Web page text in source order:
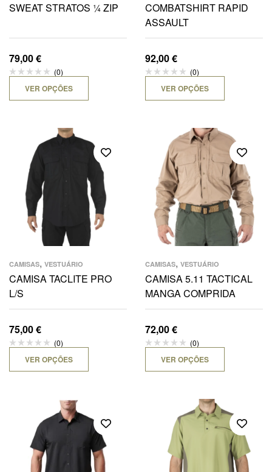
SWEAT STRATOS ¼ ZIP
79,00€
(0)
VER OPÇÕES
COMBATSHIRT RAPID
ASSAULT
92,00€
(0)
VER OPÇÕES
CAMISAS, VESTUÁRIO
CAMISA TACLITE PRO
L/S
75,00€
(0)
VER OPÇÕES
CAMISAS, VESTUÁRIO
CAMISA 5.11 TACTICAL
MANGA COMPRIDA
72,00€
(0)
VER OPÇÕES